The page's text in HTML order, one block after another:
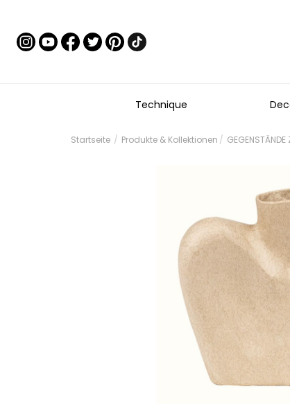
Technique
Startseite Produkte & Kollektionen